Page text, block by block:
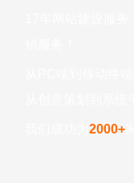
我们成功为2000+